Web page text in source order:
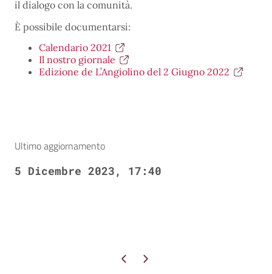
il dialogo con la comunità.
È possibile documentarsi:
Calendario 2021
Il nostro giornale
Edizione de L’Angiolino del 2 Giugno 2022
Ultimo aggiornamento
5 Dicembre 2023, 17:40
Pagina precedente
Pagina successiva